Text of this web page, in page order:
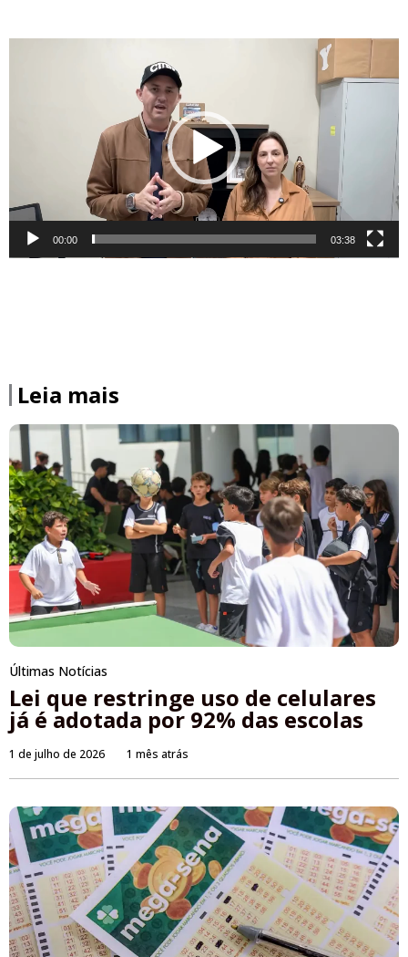
00:00 03:38
Leia mais
Últimas Notícias
Lei que restringe uso de celulares
já é adotada por 92% das escolas
1 de julho de 2026 1 mês atrás